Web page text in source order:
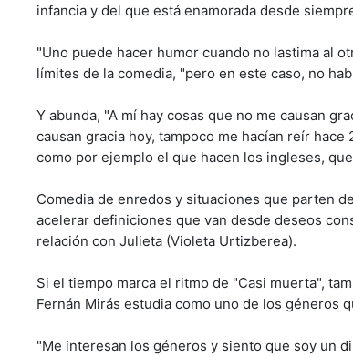
infancia y del que está enamorada desde
"Uno puede hacer humor cuando no lastima al
límites de la comedia, "pero en este caso, no
Y abunda, "A mí hay cosas que no me causan
causan gracia hoy, tampoco me hacían reír
como por ejemplo el que hacen los ingleses,
Comedia de enredos y situaciones que parten
acelerar definiciones que van desde deseos
relación con Julieta (Violeta Urtizberea).
Si el tiempo marca el ritmo de "Casi muerta",
Fernán Mirás estudia como uno de los géneros
"Me interesan los géneros y siento que soy un